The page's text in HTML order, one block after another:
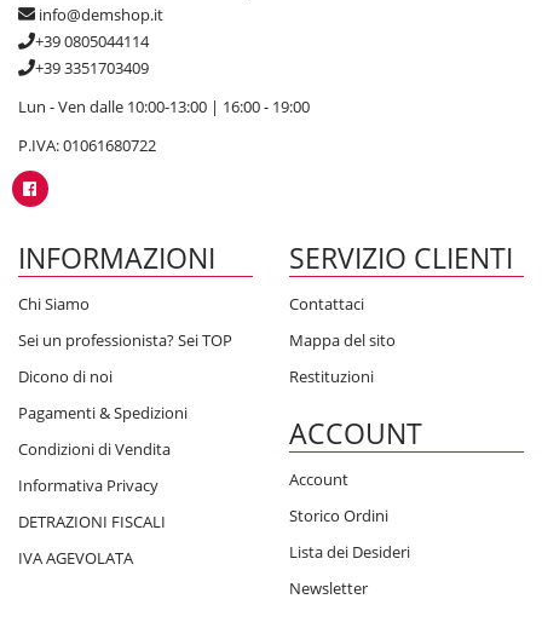
info@demshop.it
+39 0805044114
+39 3351703409
Lun - Ven dalle 10:00-13:00 | 16:00 - 19:00
P.IVA: 01061680722
INFORMAZIONI
Chi Siamo
Sei un professionista? Sei TOP
Dicono di noi
Pagamenti & Spedizioni
Condizioni di Vendita
Informativa Privacy
DETRAZIONI FISCALI
IVA AGEVOLATA
SERVIZIO CLIENTI
Contattaci
Mappa del sito
Restituzioni
ACCOUNT
Account
Storico Ordini
Lista dei Desideri
Newsletter